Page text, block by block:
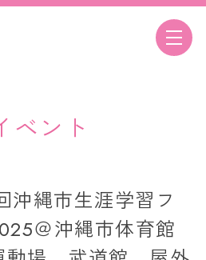
ベント
沖縄市生涯学習フ
＠沖縄市体育館